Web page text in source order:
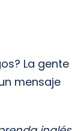
La gente
mensaje